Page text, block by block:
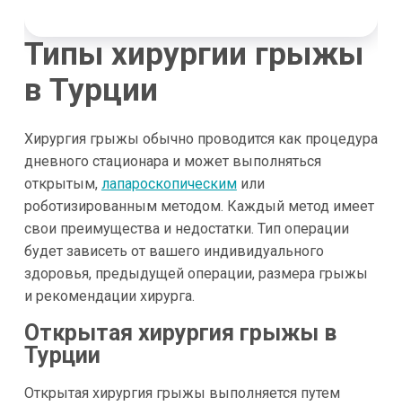
Типы хирургии грыжы
в Турции
Хирургия грыжы обычно проводится как процедура
дневного стационара и может выполняться
открытым, лапароскопическимили
роботизированным методом. Каждый метод имеет
свои преимущества и недостатки. Тип операции
будет зависеть от вашего индивидуального
здоровья, предыдущей операции, размера грыжы
и рекомендации хирурга.
Открытая хирургия грыжы в
Турции
Открытая хирургия грыжы выполняется путем